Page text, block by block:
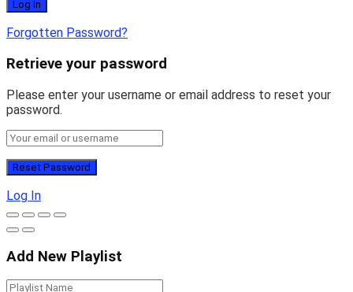
Forgotten Password?
Retrieve your password
Please enter your username or email address to reset your
password.
Log In
Add New Playlist